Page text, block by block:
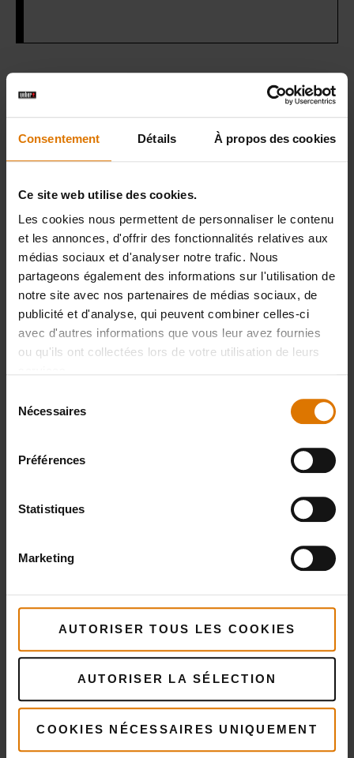
Consentement Détails À propos des cookies
Ce site web utilise des cookies.
Les cookies nous permettent de personnaliser le contenu
et les annonces, d'offrir des fonctionnalités relatives aux
médias sociaux et d'analyser notre trafic. Nous
partageons également des informations sur l'utilisation de
notre site avec nos partenaires de médias sociaux, de
publicité et d'analyse, qui peuvent combiner celles-ci
avec d'autres informations que vous leur avez fournies
ou qu'ils ont collectées lors de votre utilisation de leurs
Nécessaires
Préférences
Statistiques
Marketing
AUTORISER TOUS LES COOKIES
AUTORISER LA SÉLECTION
COOKIES NÉCESSAIRES UNIQUEMENT
Accessoires
recommandés
Plusrecettes
Vous pourriez aussi aimer